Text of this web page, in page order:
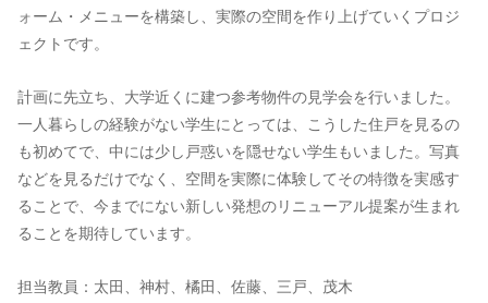
ォーム・メニューを構築し、実際の空間を作り上げていくプロジ
ェクトです。
計画に先立ち、大学近くに建つ参考物件の見学会を行いました。
一人暮らしの経験がない学生にとっては、こうした住戸を見るの
も初めてで、中には少し戸惑いを隠せない学生もいました。写真
などを見るだけでなく、空間を実際に体験してその特徴を実感す
ることで、今までにない新しい発想のリニューアル提案が生まれ
ることを期待しています。
担当教員：太田、神村、橘田、佐藤、三戸、茂木